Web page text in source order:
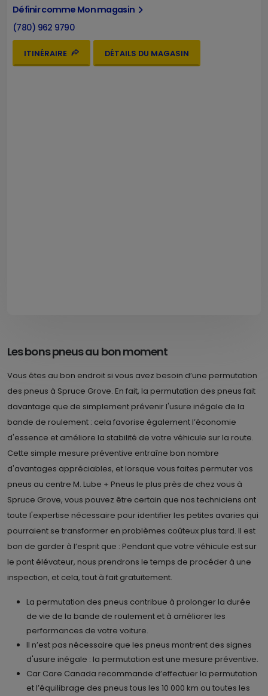
Définir comme Mon magasin
(780) 962 9790
ITINÉRAIRE DÉTAILS DU MAGASIN
Les bons pneus au bon moment
Vous êtes au bon endroit si vous avez besoin d’une permutation
des pneus à Spruce Grove. En fait, la permutation des pneus fait
davantage que de simplement prévenir l'usure inégale de la
bande de roulement : cela favorise également l’économie
d'essence et améliore la stabilité de votre véhicule sur la route.
Cette simple mesure préventive entraîne bon nombre
d'avantages appréciables, et lorsque vous faites permuter vos
pneus au centre M. Lube + Pneus le plus près de chez vous à
Spruce Grove, vous pouvez être certain que nos techniciens ont
toute l'expertise nécessaire pour identifier les petites avaries qui
pourraient se transformer en problèmes coûteux plus tard. Il est
bon de garder à l’esprit que : Pendant que votre véhicule est sur
le pont élévateur, nous prendrons le temps de procéder à une
inspection, et cela, tout à fait gratuitement.
La permutation des pneus contribue à prolonger la durée
de vie de la bande de roulement et à améliorer les
performances de votre voiture.
Il n’est pas nécessaire que les pneus montrent des signes
d'usure inégale : la permutation est une mesure préventive.
Car Care Canada recommande d’effectuer la permutation
et l’équilibrage des pneus tous les 10 000 km ou toutes les